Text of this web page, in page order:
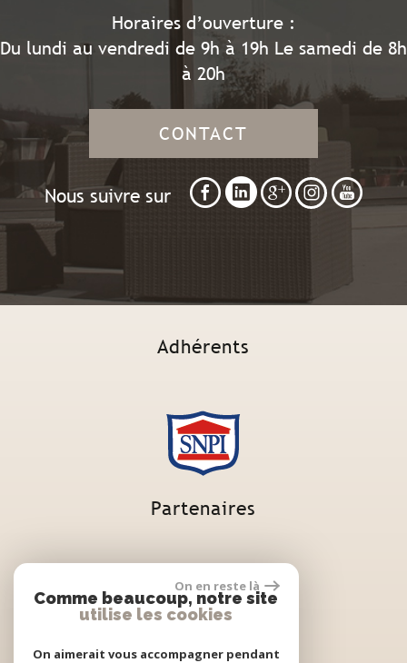
Horaires d’ouverture :
Du lundi au vendredi de 9h à 19h Le samedi de 8h
à 20h
CONTACT
Nous suivre sur
Adhérents
Partenaires
On en reste là
Comme beaucoup, notre site
utilise les cookies
On aimerait vous accompagner pendant